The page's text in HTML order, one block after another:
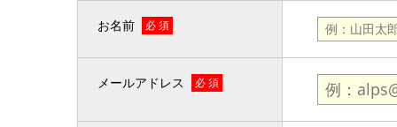
お名前 必 須
メールアドレス 必 須